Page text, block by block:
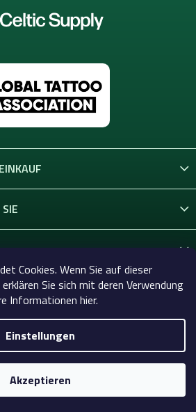
Cookies. Wenn Sie auf dieser
Sie sich mit deren Verwendung
Informationen hier.
Einstellungen
Akzeptieren
Supply.de | Alles für Tattoo und
up. Alle Rechte vorbehalten.